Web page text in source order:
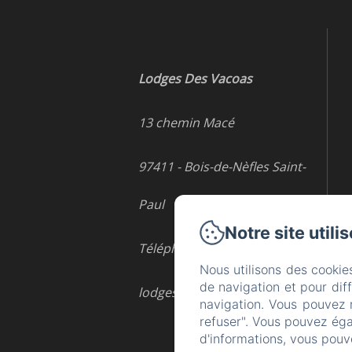
Lodges Des Vacoas
13 chemin Macé
97411 - Bois-de-Nèfles Saint-
Paul
Téléphone: 0693458466
lodgesdesvacoas@gmail.com
Notre site
Nous utilisons des
de navigation et pour
navigation. Vous
refuser". Vous pouvez
d'informations, vous